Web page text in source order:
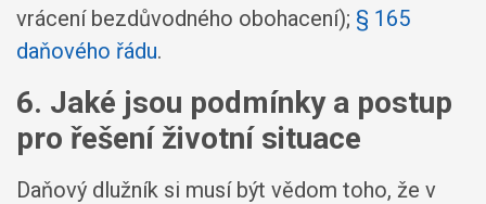
vrácení bezdůvodného obohacení); § 165
daňového řádu.
6. Jaké jsou podmínky a postup
pro řešení životní situace
Daňový dlužník si musí být vědom toho, že v